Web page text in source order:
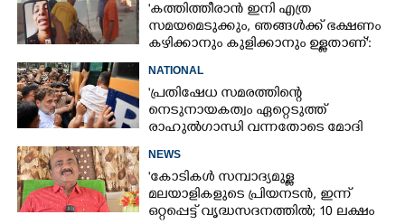
'കത്തിത്തീരാൻ ഇനി എത്ര
സമയമെടുക്കും, ഞങ്ങൾക്ക് ഭക്ഷണം
കഴിക്കാനും കുളിക്കാനും ഉള്ളതാണ്':
മക്കൾ
NATIONAL
'പ്രതിഷേധ സമരത്തിന്റെ
നെടുനായകത്വം ഏറ്റെടുത്ത്
രാഹുൽഗാന്ധി വന്നതോടെ മോദി
NEWS
'കോടികൾ സമ്പാദ്യമുള്ള
മലയാളികളുടെ പ്രിയനടൻ, ഇന്ന്
ഒറ്റപ്പെട്ട് വൃദ്ധസദനത്തിൽ; 10 ലക്ഷം